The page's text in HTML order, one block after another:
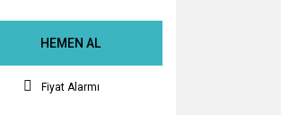
HEMEN AL
Fiyat Alarmı